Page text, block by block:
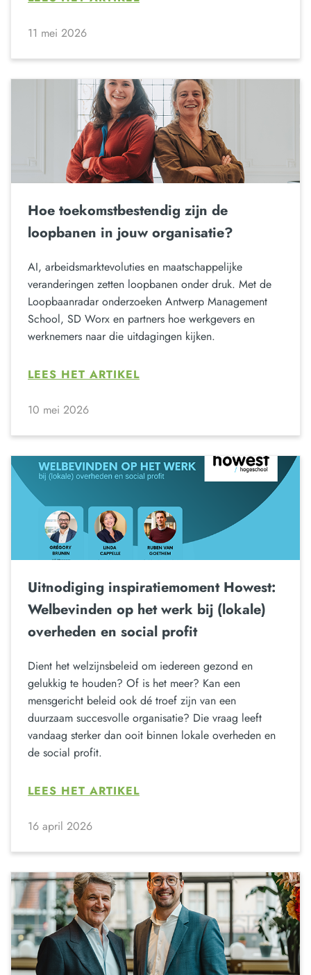
11 mei 2026
Hoe toekomstbestendig zijn de
loopbanen in jouw organisatie?
AI, arbeidsmarktevoluties en maatschappelijke
veranderingen zetten loopbanen onder druk. Met de
Loopbaanradar onderzoeken Antwerp Management
School, SD Worx en partners hoe werkgevers en
werknemers naar die uitdagingen kijken.
LEES HET ARTIKEL
10 mei 2026
Uitnodiging inspiratiemoment Howest:
Welbevinden op het werk bij (lokale)
overheden en social profit
Dient het welzijnsbeleid om iedereen gezond en
gelukkig te houden? Of is het meer? Kan een
mensgericht beleid ook dé troef zijn van een
duurzaam succesvolle organisatie? Die vraag leeft
vandaag sterker dan ooit binnen lokale overheden en
de social profit.
LEES HET ARTIKEL
16 april 2026